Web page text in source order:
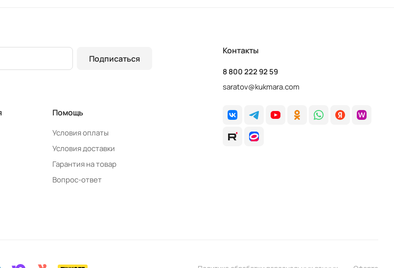
Подписаться
Помощь
Условия оплаты
Условия доставки
Гарантия на товар
Вопрос-ответ
Контакты
8 800 222 92 59
saratov@kukmara.com